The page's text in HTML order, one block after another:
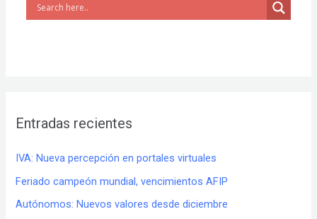
Entradas recientes
IVA: Nueva percepción en portales virtuales
Feriado campeón mundial, vencimientos AFIP
Autónomos: Nuevos valores desde diciembre